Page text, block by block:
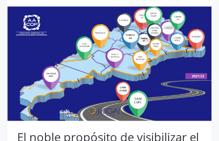
El noble propósito de visibilizar el